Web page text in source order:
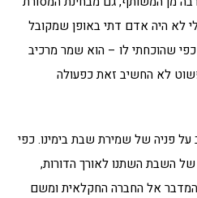
לא היה אדם דתי באופן שמקובל
שהוכחתי לו – הוא שמר מרכיב
לא החשיב זאת כפעולה
על פניה של שמירת שבת בימינו. כפי
של השבת השתנו לאורך הדורות,
המדבר אל החברה החקלאית ומשם